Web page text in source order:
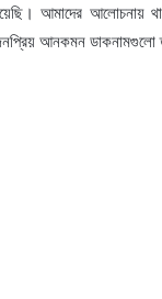
আমাদের আলোচনায়
আনকমন